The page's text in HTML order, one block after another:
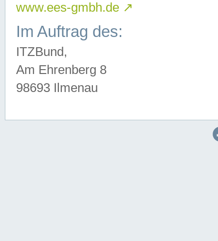
www.ees-gmbh.de ↗
Im Auftrag des:
ITZBund,
Am Ehrenberg 8
98693 Ilmenau